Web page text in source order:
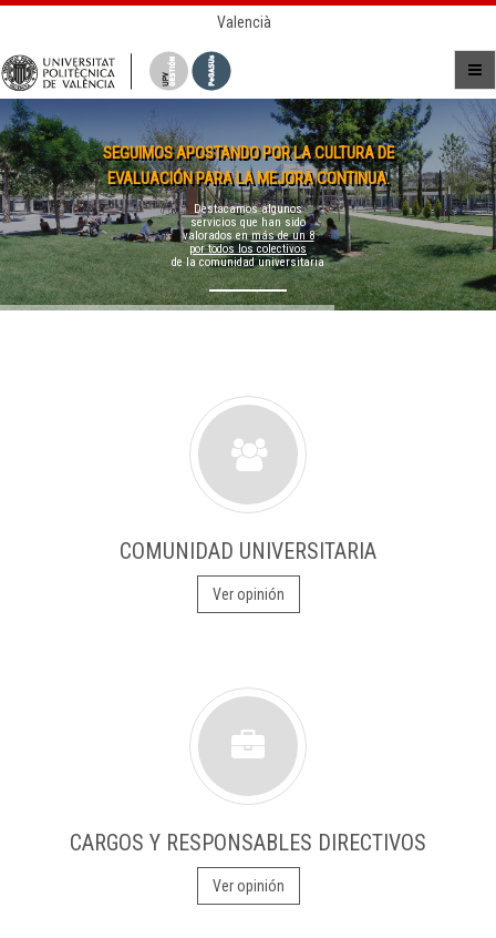
Valencià
SEGUIMOS APOSTANDO POR LA CULTURA DE
EVALUACIÓN PARA LA MEJORA CONTINUA.
Destacamos algunos
servicios que han sido
valorados enmás de un 8
por todos los colectivos
de la comunidad universitaria
COMUNIDAD UNIVERSITARIA
Ver opinión
CARGOS Y RESPONSABLES DIRECTIVOS
Ver opinión